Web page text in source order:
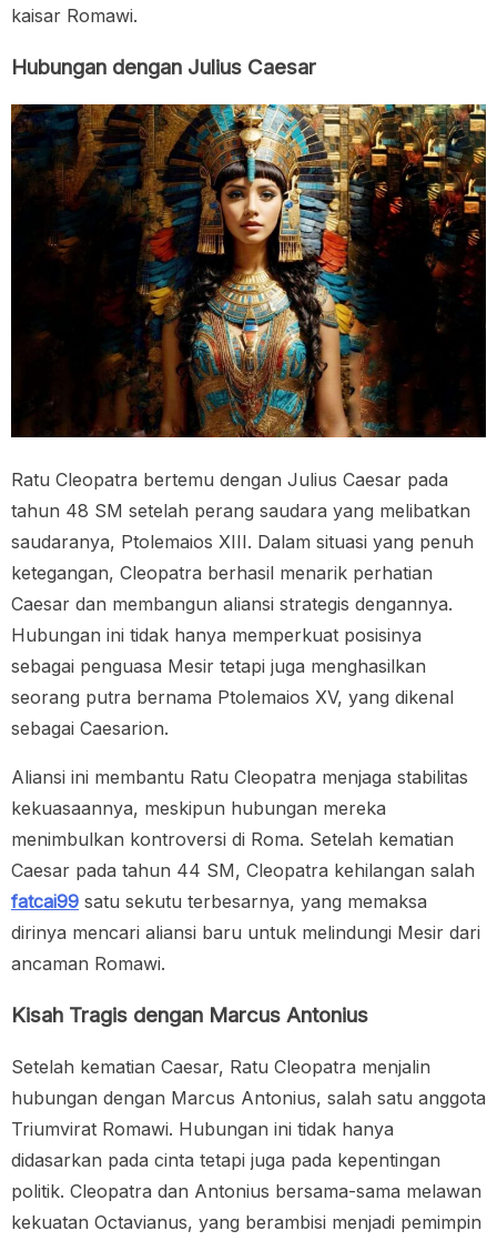
kaisar Romawi.
Hubungan dengan Julius Caesar
Ratu Cleopatra bertemu dengan Julius Caesar pada
tahun 48 SM setelah perang saudara yang melibatkan
saudaranya, Ptolemaios XIII. Dalam situasi yang penuh
ketegangan, Cleopatra berhasil menarik perhatian
Caesar dan membangun aliansi strategis dengannya.
Hubungan ini tidak hanya memperkuat posisinya
sebagai penguasa Mesir tetapi juga menghasilkan
seorang putra bernama Ptolemaios XV, yang dikenal
sebagai Caesarion.
Aliansi ini membantu Ratu Cleopatra menjaga stabilitas
kekuasaannya, meskipun hubungan mereka
menimbulkan kontroversi di Roma. Setelah kematian
Caesar pada tahun 44 SM, Cleopatra kehilangan salah
fatcai99 satu sekutu terbesarnya, yang memaksa
dirinya mencari aliansi baru untuk melindungi Mesir dari
ancaman Romawi.
Kisah Tragis dengan Marcus Antonius
Setelah kematian Caesar, Ratu Cleopatra menjalin
hubungan dengan Marcus Antonius, salah satu anggota
Triumvirat Romawi. Hubungan ini tidak hanya
didasarkan pada cinta tetapi juga pada kepentingan
politik. Cleopatra dan Antonius bersama-sama melawan
kekuatan Octavianus, yang berambisi menjadi pemimpin